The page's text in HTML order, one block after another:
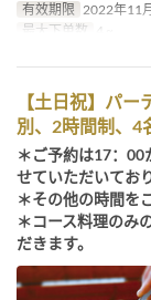
有效期限 2022年11
最大下单数
4 ~
【土日祝】パ
別、2時間制、4
＊ご予約は17：
せていただいてお
＊その他の時間を
＊コース料理のみ
だきます。